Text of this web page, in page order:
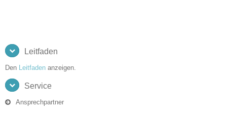
Leitfaden
Den Leitfaden anzeigen.
Service
Ansprechpartner